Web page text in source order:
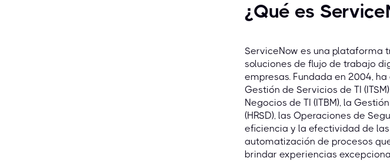
¿Qué es
ServiceNow es una plataforma
soluciones de flujo de trabajo
empresas. Fundada en 2004,
Gestión de Servicios de TI
Negocios de TI (ITBM), la
(HRSD), las Operaciones de
eficiencia y la efectividad de
automatización de procesos
brindar experiencias